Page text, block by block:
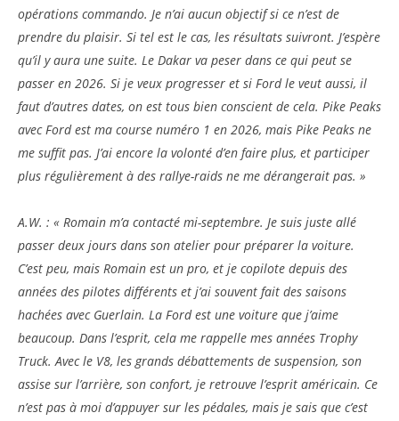
opérations commando. Je n’ai aucun objectif si ce n’est de
prendre du plaisir. Si tel est le cas, les résultats suivront. J’espère
qu’il y aura une suite. Le Dakar va peser dans ce qui peut se
passer en 2026. Si je veux progresser et si Ford le veut aussi, il
faut d’autres dates, on est tous bien conscient de cela. Pike Peaks
avec Ford est ma course numéro 1 en 2026, mais Pike Peaks ne
me suffit pas. J’ai encore la volonté d’en faire plus, et participer
plus régulièrement à des rallye-raids ne me dérangerait pas. »
A.W. : « Romain m’a contacté mi-septembre. Je suis juste allé
passer deux jours dans son atelier pour préparer la voiture.
C’est peu, mais Romain est un pro, et je copilote depuis des
années des pilotes différents et j’ai souvent fait des saisons
hachées avec Guerlain. La Ford est une voiture que j’aime
beaucoup. Dans l’esprit, cela me rappelle mes années Trophy
Truck. Avec le V8, les grands débattements de suspension, son
assise sur l’arrière, son confort, je retrouve l’esprit américain. Ce
n’est pas à moi d’appuyer sur les pédales, mais je sais que c’est